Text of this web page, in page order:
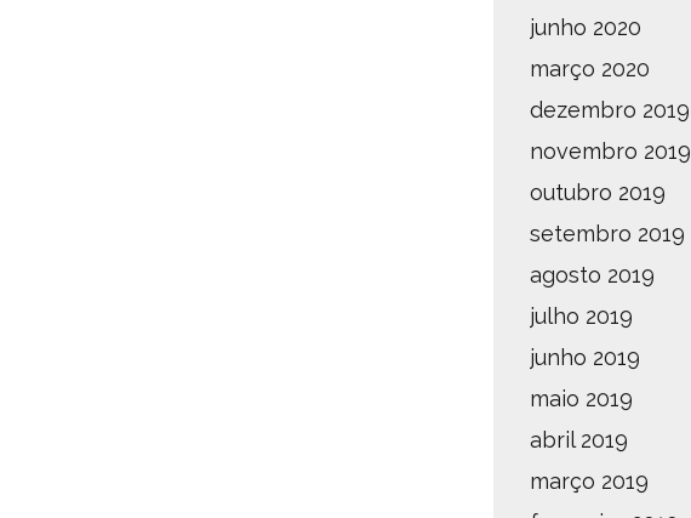
junho 2020
março 2020
dezembro 2019
novembro 2019
outubro 2019
setembro 2019
agosto 2019
julho 2019
junho 2019
maio 2019
abril 2019
março 2019